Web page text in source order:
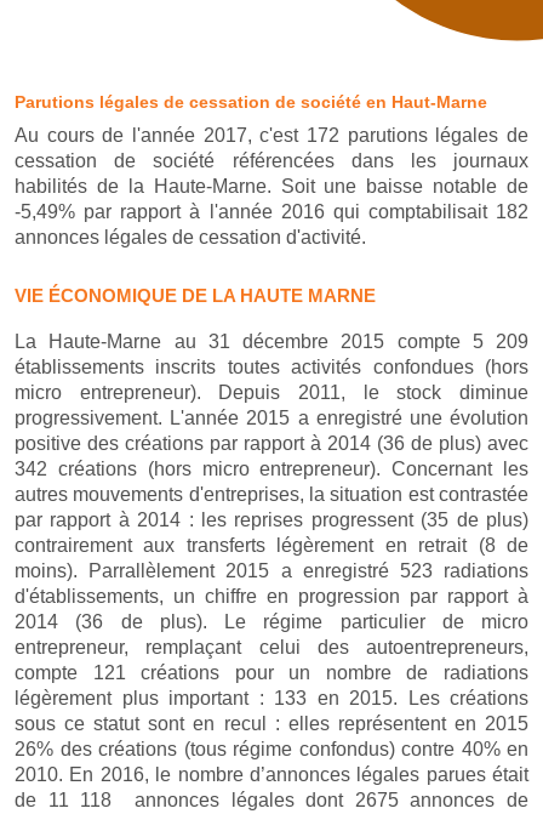
Parutions légales de cessation de société en Haut-Marne
Au cours de l'année 2017, c'est 172 parutions légales de
cessation de société référencées dans les journaux
habilités de la Haute-Marne. Soit une baisse notable de
-5,49% par rapport à l'année 2016 qui comptabilisait 182
annonces légales de cessation d'activité.
VIE ÉCONOMIQUE DE LA HAUTE MARNE
La Haute-Marne au 31 décembre 2015 compte 5 209
établissements inscrits toutes activités confondues (hors
micro entrepreneur). Depuis 2011, le stock diminue
progressivement. L'année 2015 a enregistré une évolution
positive des créations par rapport à 2014 (36 de plus) avec
342 créations (hors micro entrepreneur). Concernant les
autres mouvements d'entreprises, la situation est contrastée
par rapport à 2014 : les reprises progressent (35 de plus)
contrairement aux transferts légèrement en retrait (8 de
moins). Parrallèlement 2015 a enregistré 523 radiations
d'établissements, un chiffre en progression par rapport à
2014 (36 de plus). Le régime particulier de micro
entrepreneur, remplaçant celui des autoentrepreneurs,
compte 121 créations pour un nombre de radiations
légèrement plus important : 133 en 2015. Les créations
sous ce statut sont en recul : elles représentent en 2015
26% des créations (tous régime confondus) contre 40% en
2010. En 2016, le nombre d’annonces légales parues était
de 11 118 annonces légales dont 2675 annonces de